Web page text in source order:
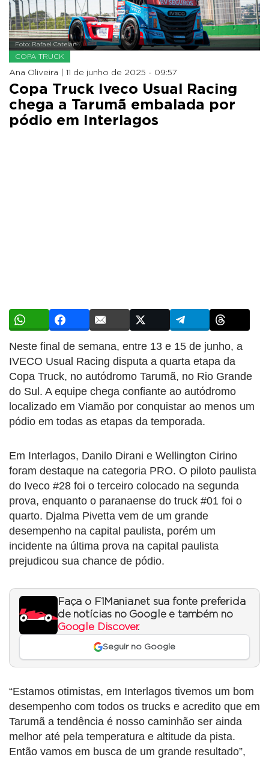
Foto: Rafael Catelan
COPA TRUCK
Ana Oliveira | 11 de junho de 2025 - 09:57
Copa Truck Iveco Usual Racing
chega a Tarumã embalada por
pódio em Interlagos
Neste final de semana, entre 13 e 15 de junho, a
IVECO Usual Racing disputa a quarta etapa da
Copa Truck, no autódromo Tarumã, no Rio Grande
do Sul. A equipe chega confiante ao autódromo
localizado em Viamão por conquistar ao menos um
pódio em todas as etapas da temporada.
Em Interlagos, Danilo Dirani e Wellington Cirino
foram destaque na categoria PRO. O piloto paulista
do Iveco #28 foi o terceiro colocado na segunda
prova, enquanto o paranaense do truck #01 foi o
quarto. Djalma Pivetta vem de um grande
desempenho na capital paulista, porém um
incidente na última prova na capital paulista
prejudicou sua chance de pódio.
Faça o F1Mania.net sua fonte preferida
de notícias no Google e também no
Google Discover.
Seguir no Google
“Estamos otimistas, em Interlagos tivemos um bom
desempenho com todos os trucks e acredito que em
Tarumã a tendência é nosso caminhão ser ainda
melhor até pela temperatura e altitude da pista.
Então vamos em busca de um grande resultado”,